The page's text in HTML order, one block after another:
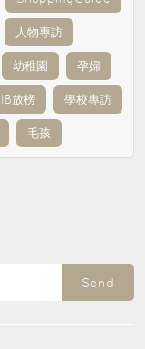
人物專訪
幼稚園 孕婦
IB放榜 學校專訪
毛孩
Send